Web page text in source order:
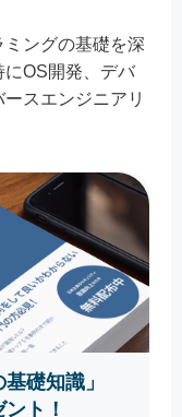
ングの基礎を深
にOS開発、デバ
スエンジニアリ
礎知識」
ト！